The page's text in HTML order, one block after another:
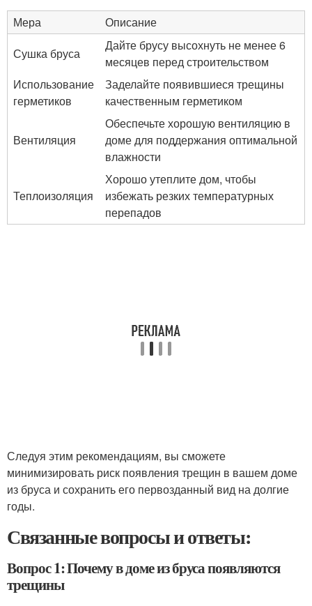
Мера
Описание
Сушка бруса
Дайте брусу высохнуть не менее 6
месяцев перед строительством
Использование
герметиков
Заделайте появившиеся трещины
качественным герметиком
Вентиляция
Обеспечьте хорошую вентиляцию в
доме для поддержания оптимальной
влажности
Теплоизоляция
Хорошо утеплите дом, чтобы
избежать резких температурных
перепадов
Следуя этим рекомендациям, вы сможете
минимизировать риск появления трещин в вашем доме
из бруса и сохранить его первозданный вид на долгие
годы.
Связанные вопросы и ответы:
Вопрос 1: Почему в доме из бруса появляются
трещины